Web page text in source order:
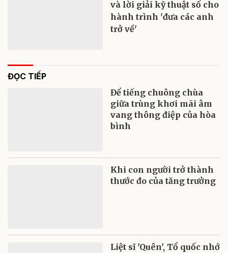
và lời giải kỹ thuật số cho
hành trình 'đưa các anh
trở về'
ĐỌC TIẾP
Để tiếng chuông chùa
giữa trùng khơi mãi âm
vang thông điệp của hòa
bình
Khi con người trở thành
thước đo của tăng trưởng
Liệt sĩ 'Quên', Tổ quốc nhớ